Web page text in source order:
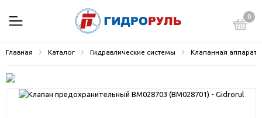
0
Главная Каталог Гидравлические системы Клапанная